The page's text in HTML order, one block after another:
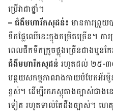
ប្រើ​វា​ជា​ថ្នាំ។
– ជំងឺ​មហារីក​សុដន់៖ មាន​ការ​ព្រួយ​
ទឹក​ផ្លែ​ឈើ​នេះ​ក្នុង​កម្រិត​ច្រើន។ កា
ពេល​ផឹក​ទឹក​ក្រូច​ថ្លុង​ច្រើន​ជាង​បួន​កែ
ជំងឺ​មហារីក​សុដន់ រហូត​ដល់ ២៥-៣
បន្ថយ​សកម្មភាព​រាង​កាយ​​បំបែកអ័រ
ខ្ពស់។ ដើម្បី​រក​ភស្ដុតាង​ច្បាស់​ជាង​ន
ទៀត រហូត​ទាល់​តែ​ដឹង​ច្បាស់។​ ហេ